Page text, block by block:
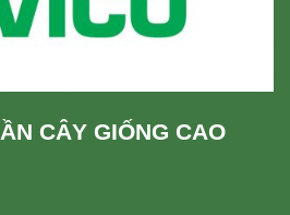
CÂY GIỐNG CAO